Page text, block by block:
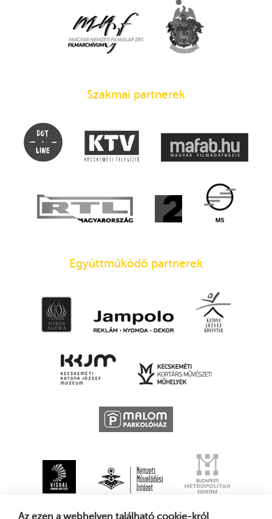
Az ezen a webhelyen található cookie-król
Szakmai partnerek
Együttműködő partnerek